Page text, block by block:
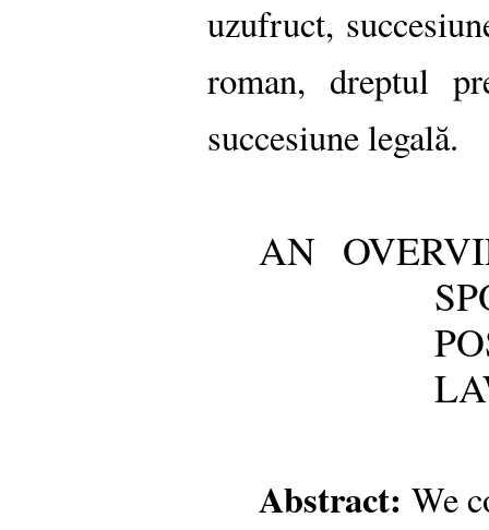
uzufruct,
roman, dreptul
succesiune legală.
AN
Abstract: We